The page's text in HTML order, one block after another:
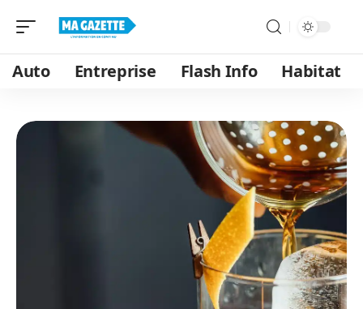
Auto Entreprise Flash Info Habitat